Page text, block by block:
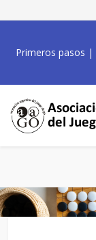
Primeros pasos |